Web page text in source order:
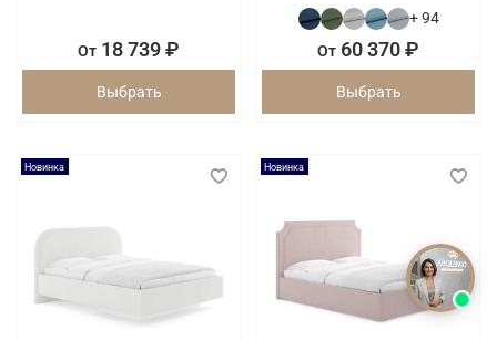
От 18 739 ₽
Выбрать
+ 94
От 60 370 ₽
Выбрать
Новинка Новинка